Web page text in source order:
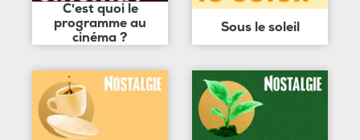
C'est quoi le
programme au
cinéma ?
Sous le soleil